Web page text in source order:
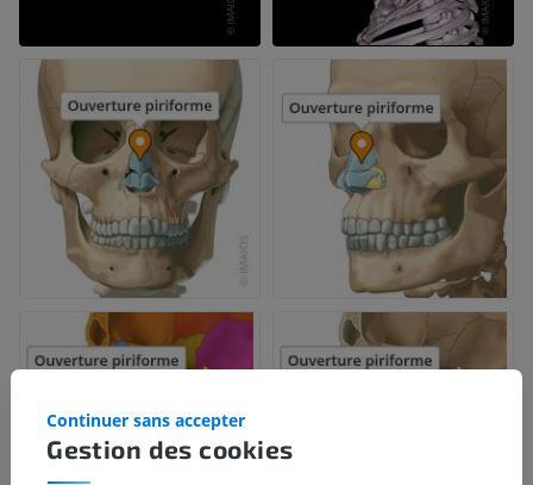
Gestion des cookies
Continuer sans accepter